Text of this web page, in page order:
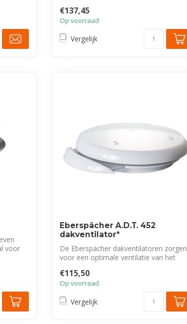
€137,45
Op voorraad
Vergelijk
voor
Eberspächer A.D.T. 452
dakventilator*
De Eberspächer dakventilatoren zorgen
voor een optimale ventilatie van het
€115,50
Op voorraad
Vergelijk